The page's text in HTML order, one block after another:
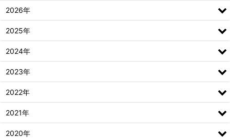
2026年
2025年
2024年
2023年
2022年
2021年
2020年